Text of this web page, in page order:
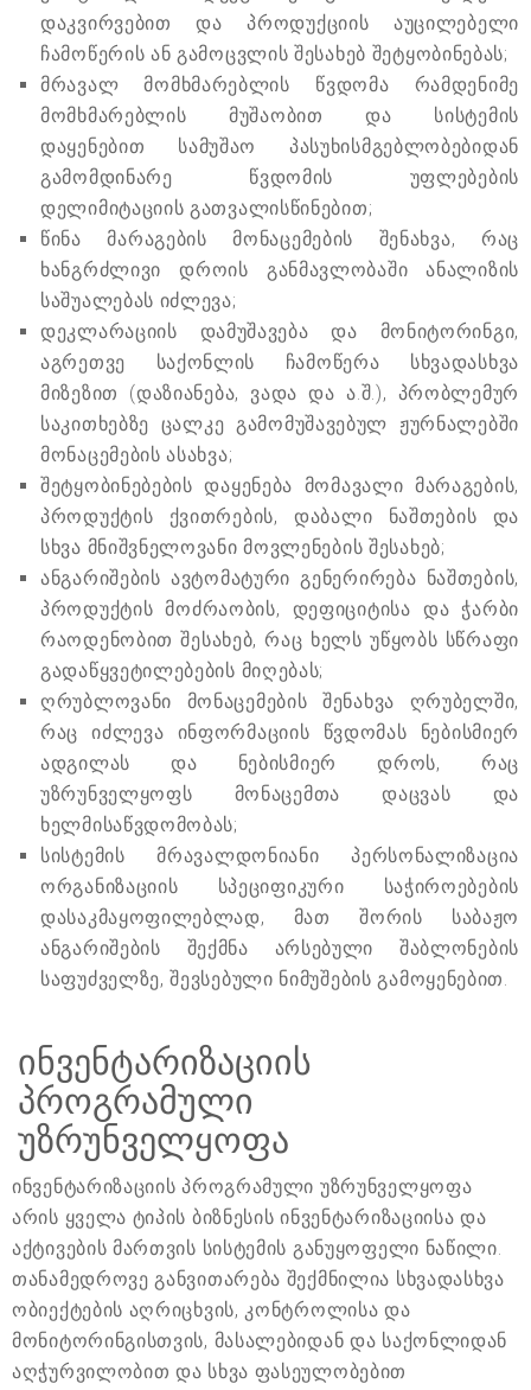
დაკვირვებით და პროდუქციის აუცილებელი
ჩამოწერის ან გამოცვლის შესახებ შეტყობინებას;
მრავალ მომხმარებლის წვდომა რამდენიმე
მომხმარებლის მუშაობით და სისტემის
დაყენებით სამუშაო პასუხისმგებლობებიდან
გამომდინარე წვდომის უფლებების
დელიმიტაციის გათვალისწინებით;
წინა მარაგების მონაცემების შენახვა, რაც
ხანგრძლივი დროის განმავლობაში ანალიზის
საშუალებას იძლევა;
დეკლარაციის დამუშავება და მონიტორინგი,
აგრეთვე საქონლის ჩამოწერა სხვადასხვა
მიზეზით (დაზიანება, ვადა და ა.შ.), პრობლემურ
საკითხებზე ცალკე გამომუშავებულ ჟურნალებში
მონაცემების ასახვა;
შეტყობინებების დაყენება მომავალი მარაგების,
პროდუქტის ქვითრების, დაბალი ნაშთების და
სხვა მნიშვნელოვანი მოვლენების შესახებ;
ანგარიშების ავტომატური გენერირება ნაშთების,
პროდუქტის მოძრაობის, დეფიციტისა და ჭარბი
რაოდენობით შესახებ, რაც ხელს უწყობს სწრაფი
გადაწყვეტილებების მიღებას;
ღრუბლოვანი მონაცემების შენახვა ღრუბელში,
რაც იძლევა ინფორმაციის წვდომას ნებისმიერ
ადგილას და ნებისმიერ დროს, რაც
უზრუნველყოფს მონაცემთა დაცვას და
ხელმისაწვდომობას;
სისტემის მრავალდონიანი პერსონალიზაცია
ორგანიზაციის სპეციფიკური საჭიროებების
დასაკმაყოფილებლად, მათ შორის საბაჟო
ანგარიშების შექმნა არსებული შაბლონების
საფუძველზე, შევსებული ნიმუშების გამოყენებით.
ინვენტარიზაციის
პროგრამული
უზრუნველყოფა
ინვენტარიზაციის პროგრამული უზრუნველყოფა
არის ყველა ტიპის ბიზნესის ინვენტარიზაციისა და
აქტივების მართვის სისტემის განუყოფელი ნაწილი.
თანამედროვე განვითარება შექმნილია სხვადასხვა
ობიექტების აღრიცხვის, კონტროლისა და
მონიტორინგისთვის, მასალებიდან და საქონლიდან
აღჭურვილობით და სხვა ფასეულობებით